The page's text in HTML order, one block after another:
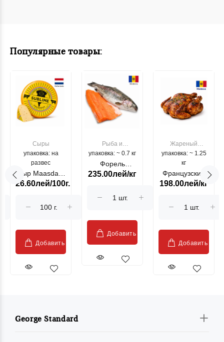
Популярные товары:
Сыры
упаковка: на
развес
Сыр Maasdam
Sublime Cow
26.60лей/100г.
Добавить
Рыба и
морепродукты
упаковка: ~ 0.7 кг
Форель
лососевая
Moldovenesc"
235.00лей/кг
Добавить
Жареный
цыпленок
упаковка: ~ 1.25
кг
Французский
гриль, кг
198.00лей/кг
Добавить
George Standard